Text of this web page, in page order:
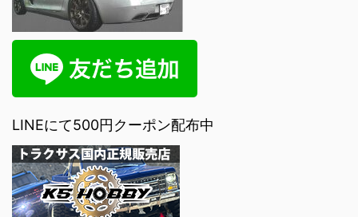
LINEにて500円クーポン配布中